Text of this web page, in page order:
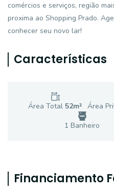
comércios e serviços, região
proxima ao Shopping Prado.
conhecer seu novo lar!
Características
Área Total 52m² Área
1 Banheiro
Financiamento